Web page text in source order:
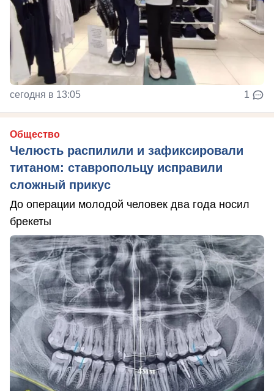
сегодня в 13:05 1
Общество
Челюсть распилили и зафиксировали
титаном: ставропольцу исправили
сложный прикус
До операции молодой человек два года носил
брекеты